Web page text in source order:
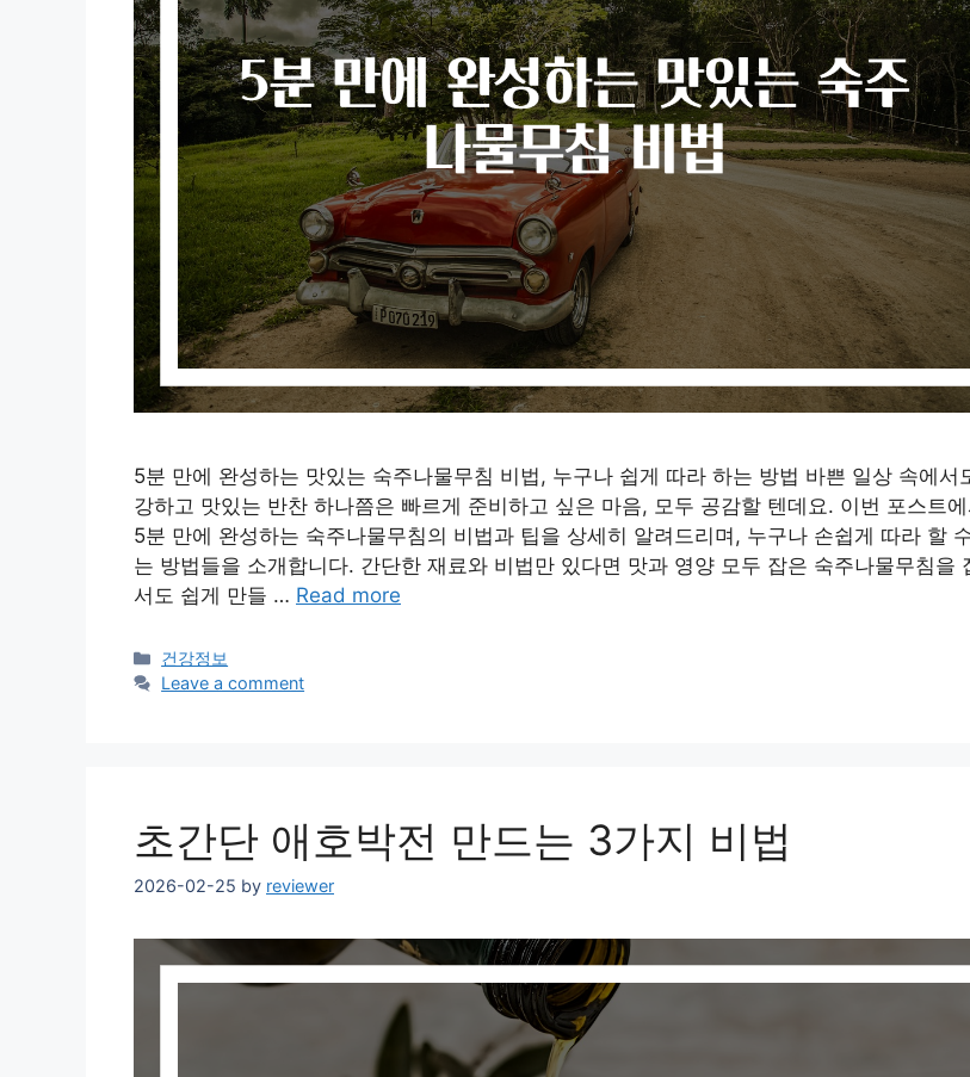
5분 만에 완성하는 맛있는 숙주나물무침 비법, 누구나 쉽게 따라 하는 방법 바쁜 일상 속에서
강하고 맛있는 반찬 하나쯤은 빠르게 준비하고 싶은 마음, 모두 공감할 텐데요. 이번 포스트
5분 만에 완성하는 숙주나물무침의 비법과 팁을 상세히 알려드리며, 누구나 손쉽게 따라 할
는 방법들을 소개합니다. 간단한 재료와 비법만 있다면 맛과 영양 모두 잡은 숙주나물무침을
서도 쉽게 만들 … Read more
Categories
건강정보
Leave a comment
초간단 애호박전 만드는 3가지 비법
2026-02-25 by reviewer